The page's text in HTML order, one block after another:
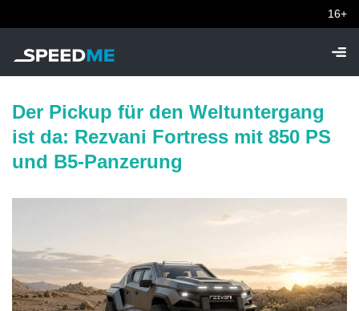
16+
Der Pickup für den Weltuntergang
ist da: Rezvani Fortress mit 850 PS
und B5-Panzerung